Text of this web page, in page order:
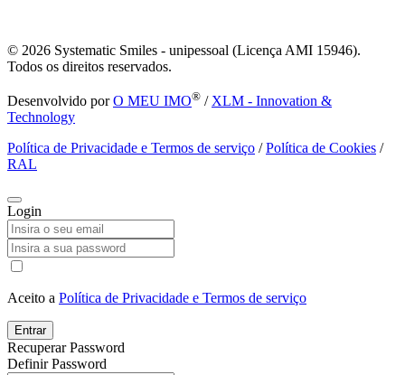
© 2026 Systematic Smiles - unipessoal (Licença AMI 15946).
Todos os direitos reservados.
Desenvolvido porO MEU IMO® / XLM - Innovation &
Technology
Política de Privacidade e Termos de serviço /Política de Cookies /
RAL
Login
Aceito a Política de Privacidade e Termos de serviço
Entrar
Recuperar Password
Definir Password